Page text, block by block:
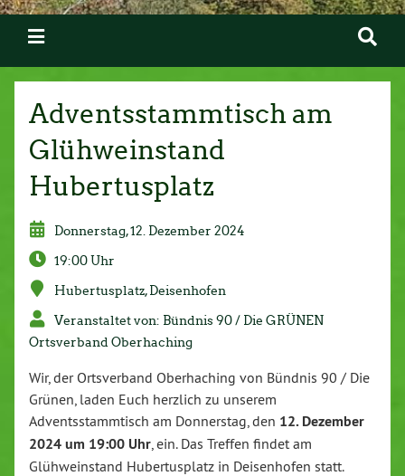
Adventsstammtisch am
Glühweinstand
Hubertusplatz
Donnerstag, 12. Dezember 2024
19:00 Uhr
Hubertusplatz, Deisenhofen
Veranstaltet von: Bündnis 90 / Die GRÜNEN
Ortsverband Oberhaching
Wir, der Ortsverband Oberhaching von Bündnis 90 / Die
Grünen, laden Euch herzlich zu unserem
Adventsstammtisch am Donnerstag, den 12. Dezember
2024 um 19:00 Uhr , ein. Das Treffen findet am
Glühweinstand Hubertusplatz in Deisenhofen statt.